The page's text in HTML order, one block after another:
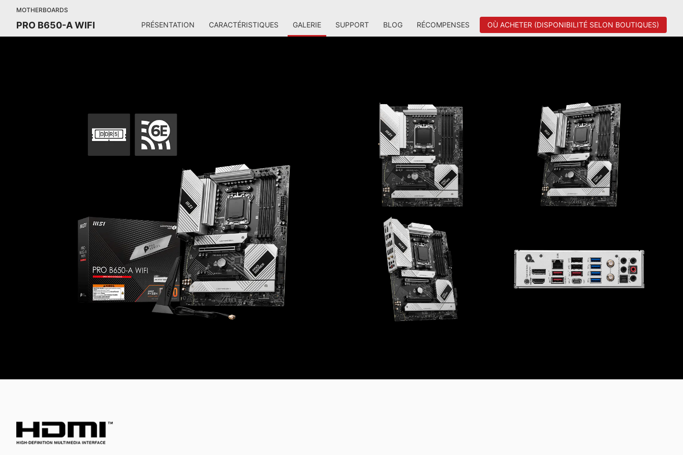
MOTHERBOARDS
PRO B650-A WIFI PRÉSENTATION CARACTÉRISTIQUES GALERIE SUPPORT BLOG RÉCOMPENSES OÙ ACHETER (DISPONIBILITÉ SELON BOUTIQUES)